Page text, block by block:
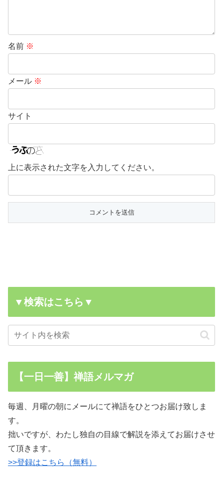
名前 ※
メール ※
サイト
上に表示された文字を入力してください。
▼検索はこちら▼
【一日一善】禅語メルマガ
毎週、月曜の朝にメールにて禅語をひとつお届け致しま
す。
拙いですが、わたし独自の目線で解説を添えてお届けさせ
て頂きます。
>>登録はこちら（無料）